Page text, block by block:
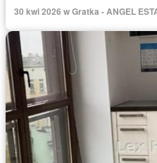
30 kwi 2026 w Gratka - ANGEL